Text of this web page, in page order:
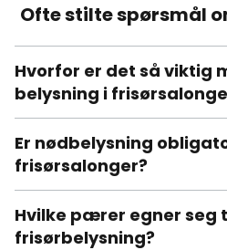
Ofte stilte spørsmål
Hvorfor er det så viktig
belysning i
Er nødbelysning
frisørsalonger?
Hvilke pærer egner seg
frisørbelysning?